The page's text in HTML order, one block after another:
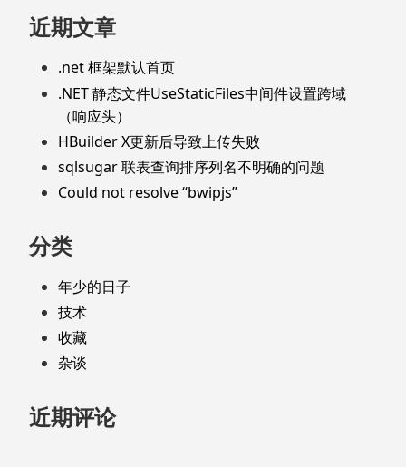
近期文章
.net 框架默认首页
.NET 静态文件UseStaticFiles中间件设置跨域
（响应头）
HBuilder X更新后导致上传失败
sqlsugar 联表查询排序列名不明确的问题
Could not resolve “bwipjs”
分类
年少的日子
技术
收藏
杂谈
近期评论